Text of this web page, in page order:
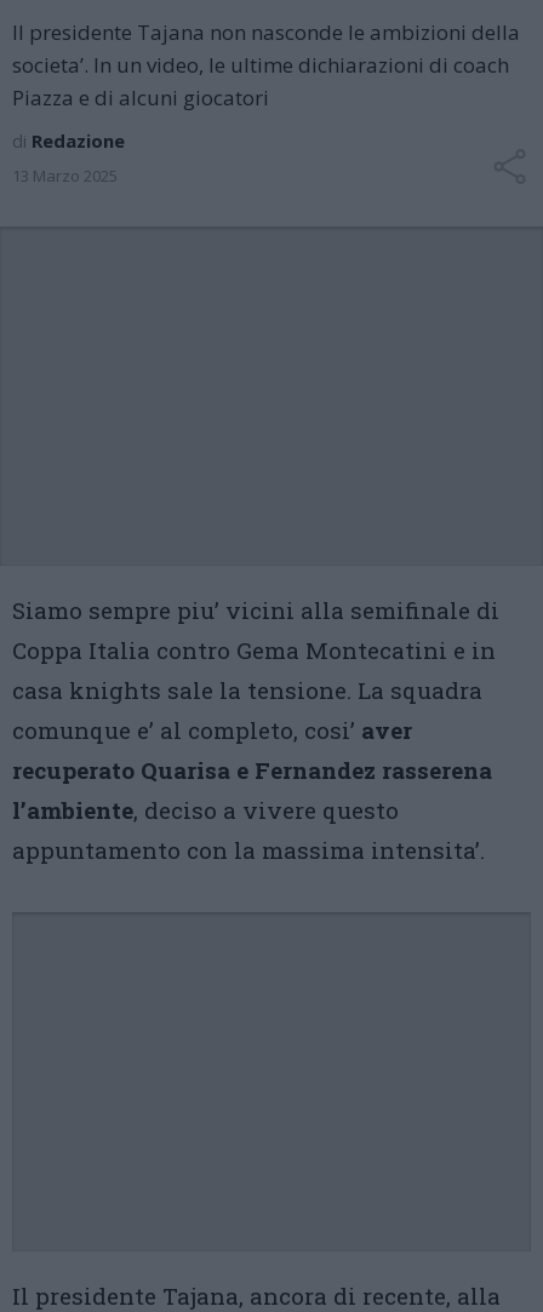
Il presidente Tajana non nasconde le ambizioni della
societa’. In un video, le ultime dichiarazioni di coach
Piazza e di alcuni giocatori
di Redazione
13 Marzo 2025
Siamo sempre piu’ vicini alla semifinale di
Coppa Italia contro Gema Montecatini e in
casa knights sale la tensione. La squadra
comunque e’ al completo, cosi’ aver
recuperato Quarisa e Fernandez rasserena
l’ambiente, deciso a vivere questo
appuntamento con la massima intensita’.
Il presidente Tajana, ancora di recente, alla